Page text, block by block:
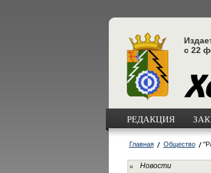
с 22
РЕДАКЦИЯ
Главная Общество
Новости